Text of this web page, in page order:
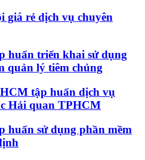
giá rẻ dịch vụ chuyên
huấn triển khai sử dụng
quản lý tiêm chủng
tập huấn dịch vụ
Hải quan TPHCM
huấn sử dụng phần mềm